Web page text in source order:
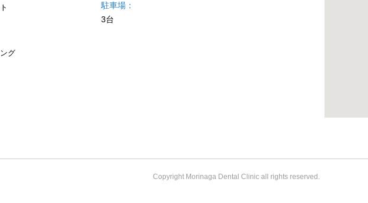
グ
駐車場
3台
Copyright Morinaga Dental Clinic all rights reserved.